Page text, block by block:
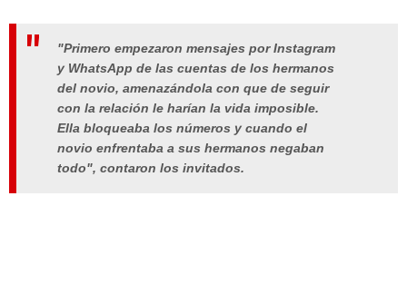
"Primero empezaron mensajes por Instagram
y WhatsApp de las cuentas de los hermanos
del novio, amenazándola con que de seguir
con la relación le harían la vida imposible.
Ella bloqueaba los números y cuando el
novio enfrentaba a sus hermanos negaban
todo", contaron los invitados.